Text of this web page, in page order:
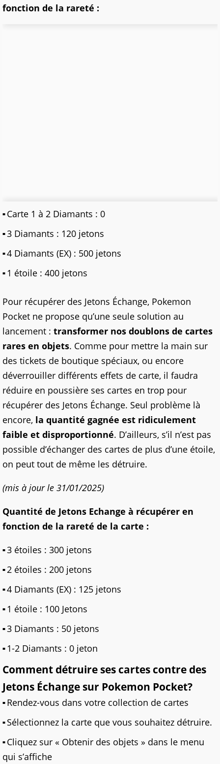
fonction de la rareté :
Carte 1 à 2 Diamants : 0
3 Diamants : 120 jetons
4 Diamants (EX) : 500 jetons
1 étoile : 400 jetons
Pour récupérer des Jetons Échange, Pokemon
Pocket ne propose qu’une seule solution au
lancement : transformer nos doublons de cartes
rares en objets. Comme pour mettre la main sur
des tickets de boutique spéciaux, ou encore
déverrouiller différents effets de carte, il faudra
réduire en poussière ses cartes en trop pour
récupérer des Jetons Échange. Seul problème là
encore, la quantité gagnée est ridiculement
faible et disproportionné. D’ailleurs, s’il n’est pas
possible d’échanger des cartes de plus d’une étoile,
on peut tout de même les détruire.
(mis à jour le 31/01/2025)
Quantité de Jetons Echange à récupérer en
fonction de la rareté de la carte :
3 étoiles : 300 jetons
2 étoiles : 200 jetons
4 Diamants (EX) : 125 jetons
1 étoile : 100 Jetons
3 Diamants : 50 jetons
1-2 Diamants : 0 jeton
Comment détruire ses cartes contre des
Jetons Échange sur Pokemon Pocket?
Rendez-vous dans votre collection de cartes
Sélectionnez la carte que vous souhaitez détruire.
Cliquez sur « Obtenir des objets » dans le menu
qui s’affiche